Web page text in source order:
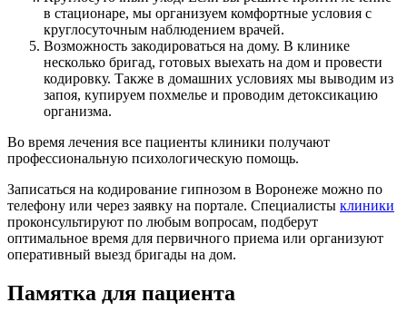
в стационаре, мы организуем комфортные условия с
круглосуточным наблюдением врачей.
Возможность закодироваться на дому. В клинике
несколько бригад, готовых выехать на дом и провести
кодировку. Также в домашних условиях мы выводим из
запоя, купируем похмелье и проводим детоксикацию
организма.
Во время лечения все пациенты клиники получают
профессиональную психологическую помощь.
Записаться на кодирование гипнозом в Воронеже можно по
телефону или через заявку на портале. Специалисты клиники
проконсультируют по любым вопросам, подберут
оптимальное время для первичного приема или организуют
оперативный выезд бригады на дом.
Памятка для пациента